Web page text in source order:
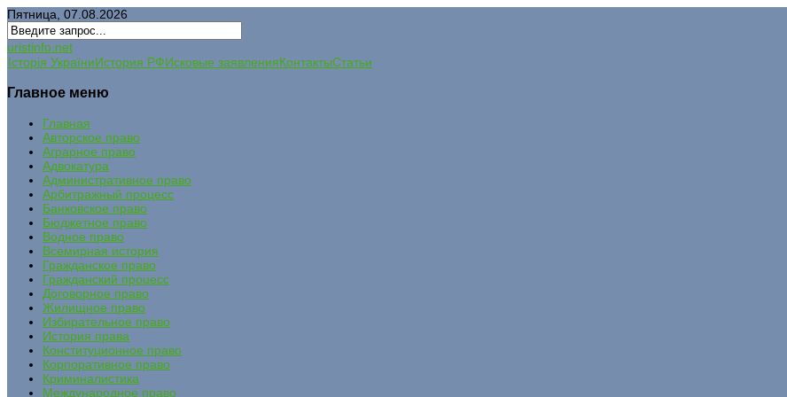
Пятница, 07.08.2026
uristinfo.net
Історія УкраїниИстория РФИсковые заявленияКонтактыСтатьи
Главное меню
Главная
Авторское право
Аграрное право
Адвокатура
Административное право
Арбитражный процесс
Банковское право
Бюджетное право
Водное право
Всемирная история
Гражданское право
Гражданский процесс
Договорное право
Жилищное право
Избирательное право
История права
Конституционное право
Корпоративное право
Криминалистика
Международное право